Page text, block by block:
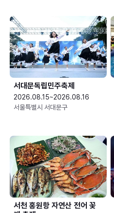
서대문독립민주축제
2026.08.15~2026.08.16
서울특별시 서대문구
서천 홍원항 자연산 전어 꽃